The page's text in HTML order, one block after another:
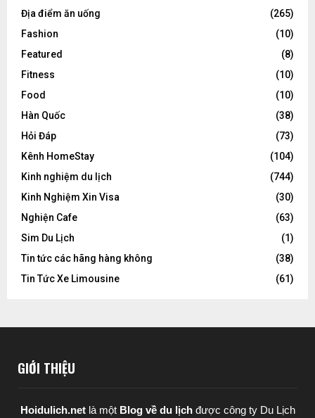
Địa điểm ăn uống
(265)
Fashion
(10)
Featured
(8)
Fitness
(10)
Food
(10)
Hàn Quốc
(38)
Hỏi Đáp
(73)
Kênh HomeStay
(104)
Kinh nghiệm du lịch
(744)
Kinh Nghiệm Xin Visa
(30)
Nghiện Cafe
(63)
Sim Du Lịch
(1)
Tin tức các hãng hàng không
(38)
Tin Tức Xe Limousine
(61)
GIỚI THIỆU
Hoidulich.net là một Blog về du lịchđược công ty Du Lịch